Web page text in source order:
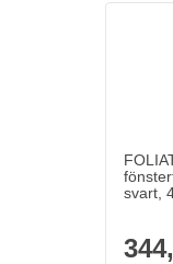
svart,
344,